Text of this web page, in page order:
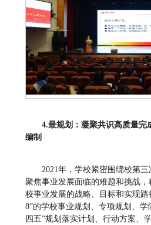
4.最规划：凝聚共识高质量完
编制
2021年，学校紧密围绕校第三
聚焦事业发展面临的难题和挑战，
校事业发展的战略、目标和实现路
8”的学校事业规划、专项规划、
四五”规划落实计划、行动方案、